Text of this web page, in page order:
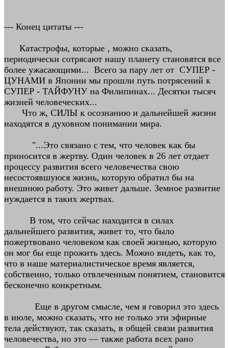
--- Конец цитаты ---
Катастрофы, которые , можно сказать,
периодически сотрясают нашу планету становятся все
более ужасающими... Всего за пару лет от СУПЕР -
ЦУНАМИ в Японии мы прошли путь потрясений к
СУПЕР - ТАЙФУНУ на Филипинах... Десятки тысяч
жизней человеческих...
Что ж, СИЛЫ к осознанию и дальнейшей жизни
находятся в духовном понимании мира.
"...Это связано с тем, что человек как бы
приносится в жертву. Один человек в 26 лет отдает
процессу развития всего человечества свою
несостоявшуюся жизнь, которую обратил бы на
внешнюю работу. Это живет дальше. Земное развитие
нуждается в таких жертвах.
В том, что сейчас находится в силах
дальнейшего развития, живет то, что было
пожертвовано человеком как своей жизнью, которую
он мог бы еще прожить здесь. Можно видеть, как то,
что в наше материалистическое время является,
собственно, только отвлеченным понятием, становится
бесконечно конкретным.
Еще в другом смысле, чем я говорил это здесь
в июле, можно сказать, что не только эти эфирные
тела действуют, так сказать, в общей связи развития
человечества, но это — также работа всех рано